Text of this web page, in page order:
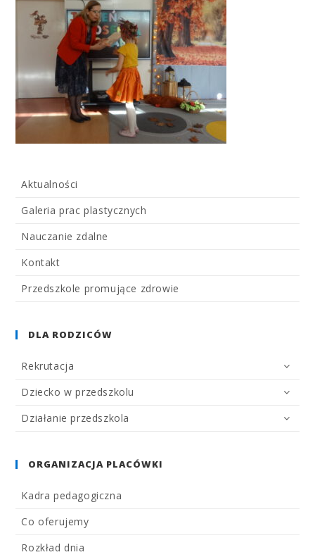
Aktualności
Galeria prac plastycznych
Nauczanie zdalne
Kontakt
Przedszkole promujące zdrowie
DLA RODZICÓW
Rekrutacja
Dziecko w przedszkolu
Działanie przedszkola
ORGANIZACJA PLACÓWKI
Kadra pedagogiczna
Co oferujemy
Rozkład dnia